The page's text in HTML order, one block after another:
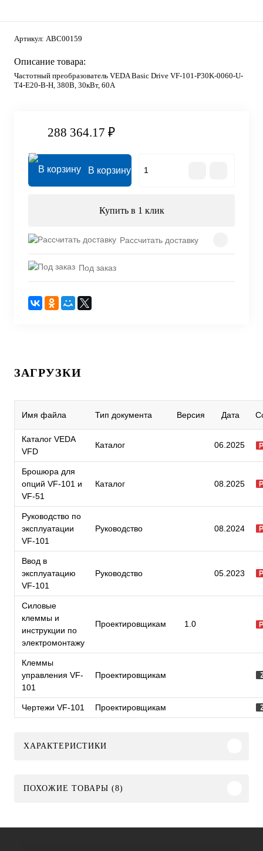
Артикул: ABC00159
Описание товара:
Частотный преобразователь VEDA Basic Drive VF-101-P30K-0060-U-
T4-E20-B-H, 380В, 30кВт, 60А
288 364.17 ₽
В корзину
Купить в 1 клик
Рассчитать доставку
Под заказ
ЗАГРУЗКИ
Имя файла Тип документа Версия Дата
Каталог VEDA
VFD
Каталог 06.2025
Брошюра для
опций VF-101 и
VF-51
Каталог 08.2025
Руководство по
эксплуатации
VF-101
Руководство 08.2024
Ввод в
эксплуатацию
VF-101
Руководство 05.2023
Силовые
клеммы и
инструкции по
электромонтажу
Проектировщикам 1.0
Клеммы
управления VF-
101
Проектировщикам
Чертежи VF-101 Проектировщикам
ХАРАКТЕРИСТИКИ
ПОХОЖИЕ ТОВАРЫ (8)